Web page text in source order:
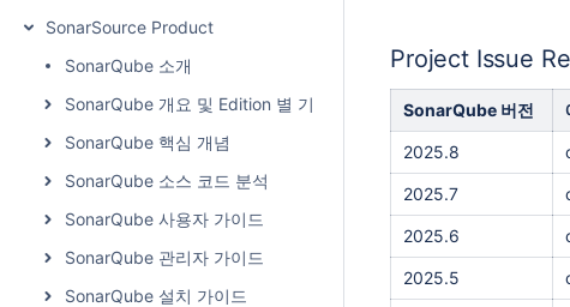
SonarSource Product
SonarQube 소개
SonarQube 개요 및 Edition 별 기능 비교
SonarQube 핵심 개념
SonarQube 소스 코드 분석
SonarQube 사용자 가이드
SonarQube 관리자 가이드
SonarQube 설치 가이드
Project Issue
SonarQube 버전
2025.8
2025.7
2025.6
2025.5